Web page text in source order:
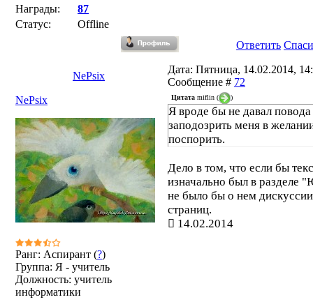
Награды:
87
Статус:
Offline
Ответить
NePsix
Дата: Пятница, 14.02.2014,
Сообщение # 72
NePsix
Ранг: Аспирант (?)
Группа: Я - учитель
Должность: учитель
информатики
Цитата miflin ( )
Я вроде бы не давал повода
заподозрить меня в
поспорить.
Дело в том, что если бы
изначально был в разделе
не было бы о нем
страниц.
14.02.2014